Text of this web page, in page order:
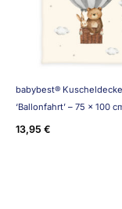
babybest® Kuscheldecke
‘Ballonfahrt’ – 75 x 100
13,95 €